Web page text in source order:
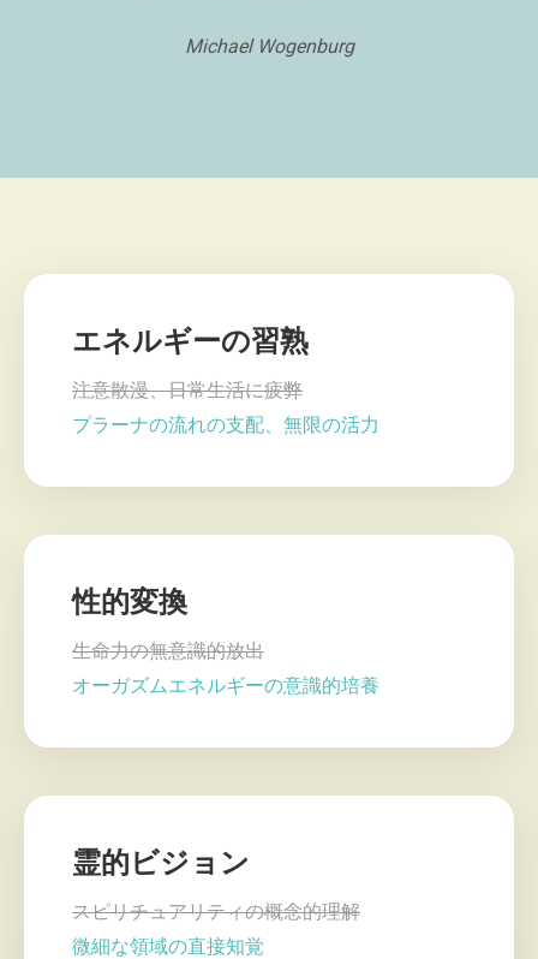
Michael Wogenburg
エネルギーの習熟
注意散漫、日常生活に疲弊
プラーナの流れの支配、無限の活力
性的変換
生命力の無意識的放出
オーガズムエネルギーの意識的培養
霊的ビジョン
スピリチュアリティの概念的理解
微細な領域の直接知覚